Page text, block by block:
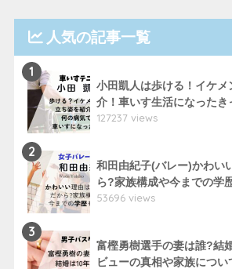
人気の記事一覧
1
小田凱人は歩ける！イケメ
介！車いす生活になったき
127237 views
2
和田由紀子(バレー)かわい
ら?家族構成や今までの学
53696 views
3
富樫勇樹選手の妻は誰?結
ビューの真相や家族につい